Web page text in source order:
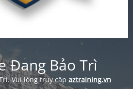
Đang Bảo Trì
Vui lòng truy cập aztraining.vn